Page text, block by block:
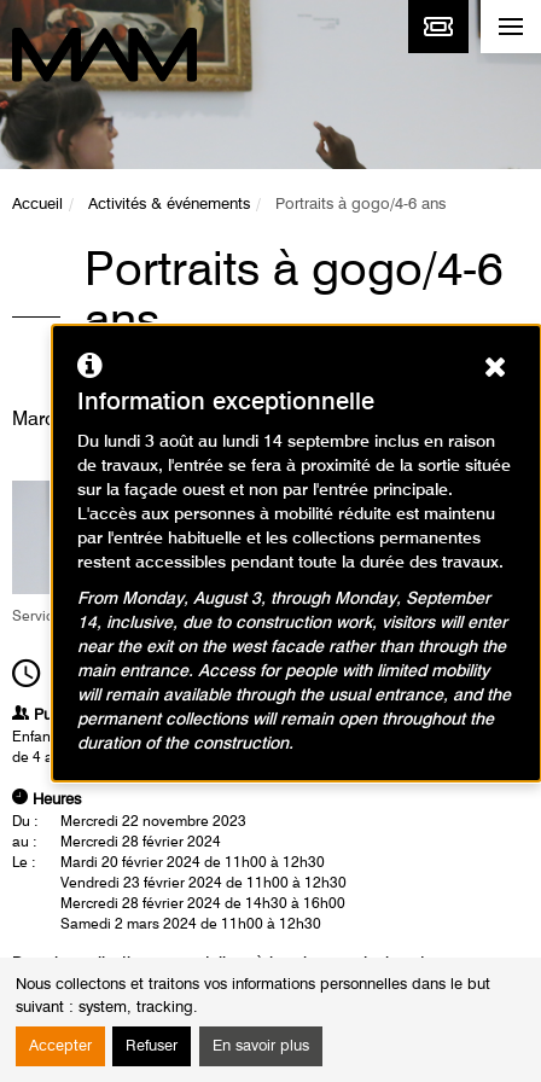
Nous collectons et traitons vos informations personnelles dans le but
suivant : system, tracking.
Accepter Refuser En savoir plus
Accueil Activités & événements Portraits à gogo/4-6 ans
Portraits à gogo/4-6
ans
Animations / Visite animation
Mardi 20 février 2024
Service éducatif et culturel
11h00Durée1h30
Publics
Enfants / Ados
de 4 ans à 6 ans
Heures
Du :
Mercredi 22 novembre 2023
au :
Mercredi 28 février 2024
Le :
Mardi 20 février 2024 de 11h00 à 12h30
Vendredi 23 février 2024 de 11h00 à 12h30
Mercredi 28 février 2024 de 14h30 à 16h00
Samedi 2 mars 2024 de 11h00 à 12h30
Dans les collections : un atelier où les visages s’animent…
Lors de la visite, le jeune public découvre des portraits surréalistes,
cubistes et abstraits qui défient toutes les attentes. Les artistes modernes
représentent leurs sujets avec des visages déformés, des corps
fragmentés et des explosions de couleurs qui éveillent l’imagination et les
Information exceptionnelle
Du lundi 3 août au lundi 14 septembre inclus en raison
de travaux, l'entrée se fera à proximité de la sortie située
sur la façade ouest et non par l'entrée principale.
L'accès aux personnes à mobilité réduite est maintenu
par l'entrée habituelle et les collections permanentes
restent accessibles pendant toute la durée des travaux.
From Monday, August 3, through Monday, September
14, inclusive, due to construction work, visitors will enter
near the exit on the west facade rather than through the
main entrance. Access for people with limited mobility
will remain available through the usual entrance, and the
permanent collections will remain open throughout the
duration of the construction.